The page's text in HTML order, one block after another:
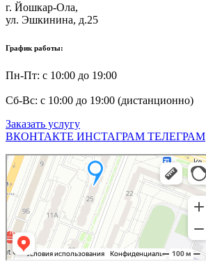
г. Йошкар-Ола,
ул. Эшкинина, д.25
График работы:
Пн-Пт: с 10:00 до 19:00
Сб-Вс: с 10:00 до 19:00 (дистанционно)
Заказать услугу
ВКОНТАКТЕ ИНСТАГРАМ ТЕЛЕГРАМ